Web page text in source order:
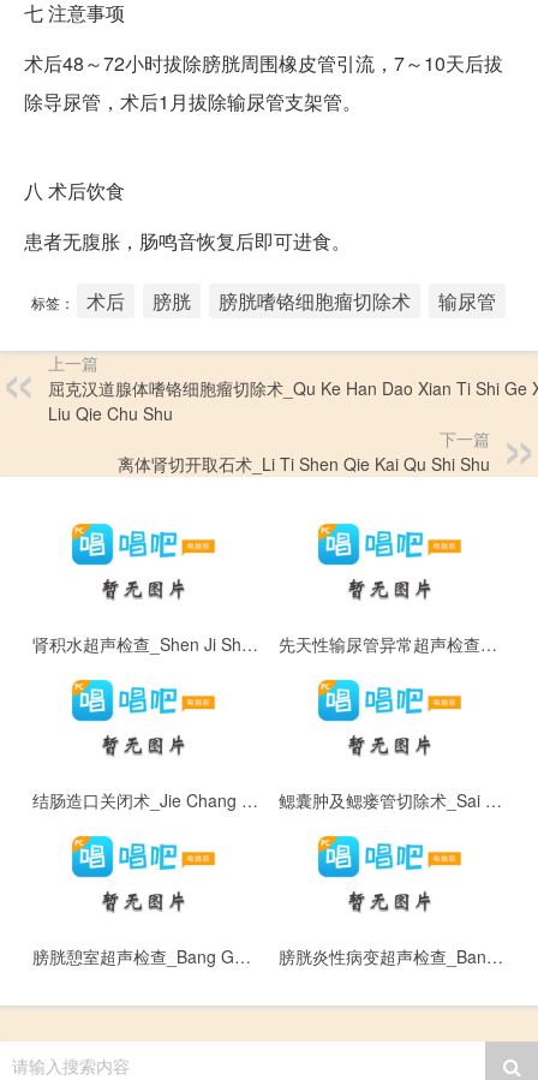
七注意事项
术后48～72小时拔除膀胱周围橡皮管引流，7～10天后拔
除导尿管，术后1月拔除输尿管支架管。
八 术后饮食
患者无腹胀，肠鸣音恢复后即可进食。
标签： 术后 膀胱 膀胱嗜铬细胞瘤切除术 输尿管
上一篇
屈克汉道腺体嗜铬细胞瘤切除术_Qu Ke Han Dao Xian Ti Shi Ge
Liu Qie Chu Shu
下一篇
离体肾切开取石术_Li Ti Shen Qie Kai Qu Shi Shu
肾积水超声检查_Shen Ji Shui Chao Sheng Jian Cha 先天性输尿管异常超声检查_Xian Tian Xing Shu Niao Guan Yi Chang Chao Sheng Jian Cha
结肠造口关闭术_Jie Chang Zao Kou Guan Bi Shu 鳃囊肿及鳃瘘管切除术_Sai Nang Zhong Ji Sai Lou Guan Qie Chu Shu
膀胱憩室超声检查_Bang Guang Qi Shi Chao Sheng Jian Cha 膀胱炎性病变超声检查_Bang Guang Yan Xing Bing Bian Chao Sheng Jian Cha
请输入搜索内容